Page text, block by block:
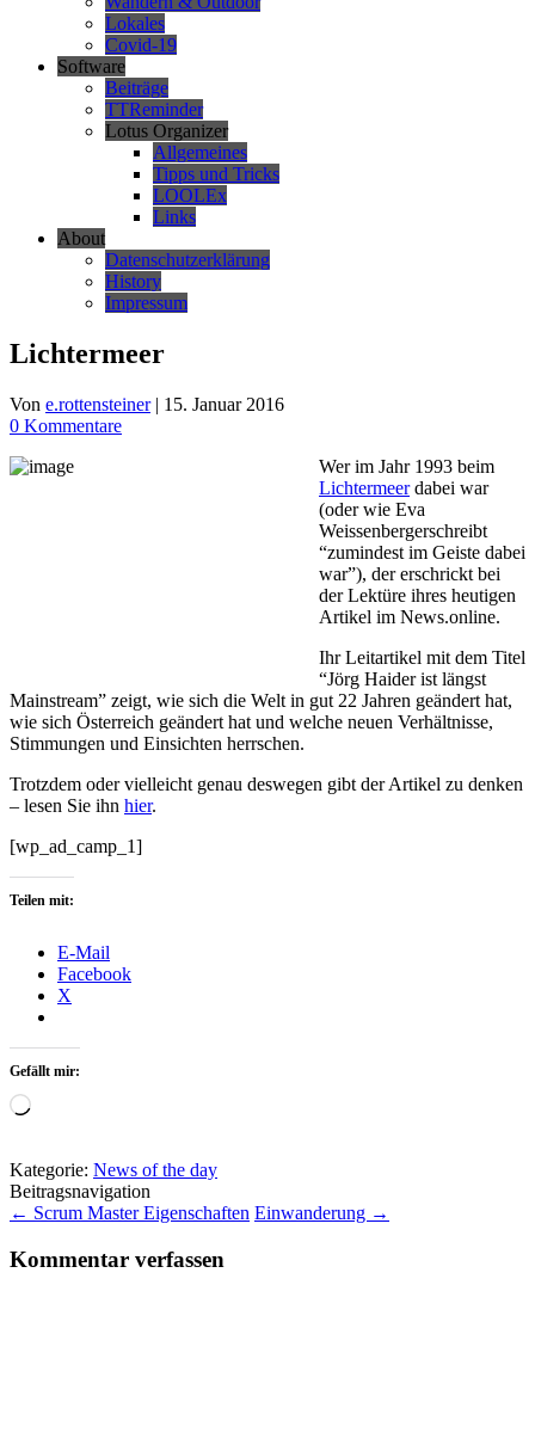
Lokales
Covid-19
Software
Beiträge
TTReminder
Lotus Organizer
Allgemeines
Tipps und Tricks
LOOLEx
Links
About
Datenschutzerklärung
History
Impressum
Lichtermeer
Von e.rottensteiner | 15. Januar 2016
0 Kommentare
Wer im Jahr 1993 beim
Lichtermeerdabei war
(oder wie Eva
Weissenbergerschreibt
“zumindest im Geiste dabei
war”), der erschrickt bei
der Lektüre ihres heutigen
Artikel im News.online.
Ihr Leitartikel mit dem Titel
“Jörg Haider ist längst
Mainstream” zeigt, wie sich die Welt in gut 22 Jahren geändert hat,
wie sich Österreich geändert hat und welche neuen Verhältnisse,
Stimmungen und Einsichten herrschen.
Trotzdem oder vielleicht genau deswegen gibt der Artikel zu denken
– lesen Sie ihn hier.
[wp_ad_camp_1]
Teilen mit:
E-Mail
Facebook
X
Gefällt mir:
Wird
Kategorie: News of the day
Beitragsnavigation
← Scrum Master Eigenschaften Einwanderung →
Kommentar verfassen